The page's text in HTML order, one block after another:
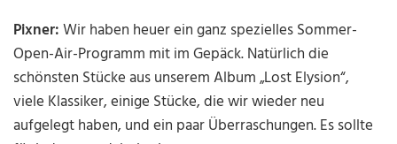
Pixner:Wir haben heuer ein ganz spezielles Sommer-
Open-Air-Programm mit im Gepäck. Natürlich die
schönsten Stücke aus unserem Album „Lost Elysion“,
viele Klassiker, einige Stücke, die wir wieder neu
aufgelegt haben, und ein paar Überraschungen. Es sollte